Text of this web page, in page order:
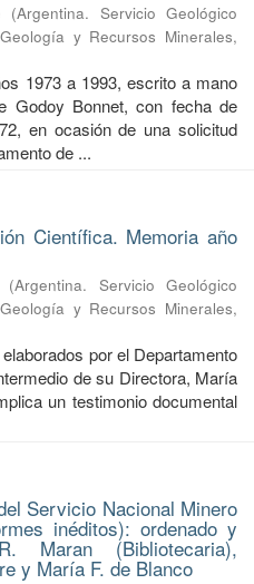
(Argentina. Servicio Geológico
y Recursos Minerales,
1973 a 1993, escrito a mano
Godoy Bonnet, con fecha de
en ocasión de una solicitud
de ...
Científica. Memoria año
(Argentina. Servicio Geológico
y Recursos Minerales,
por el Departamento
de su Directora, María
un testimonio documental
Servicio Nacional Minero
inéditos): ordenado y
Maran (Bibliotecaria),
y María F. de Blanco